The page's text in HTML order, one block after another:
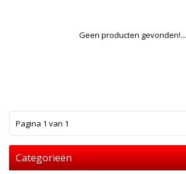
Geen producten gevonden!...
Pagina 1 van 1
Categorieën